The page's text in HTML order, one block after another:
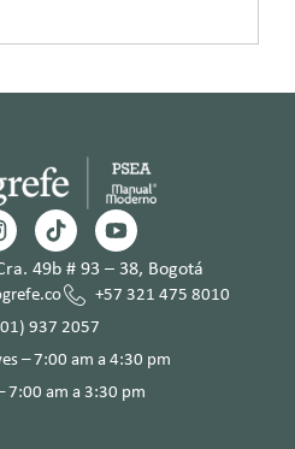
49b # 93 – 38, Bogotá
+57 321 475 8010
937 2057
– 7:00 am a 4:30 pm
7:00 am a 3:30 pm